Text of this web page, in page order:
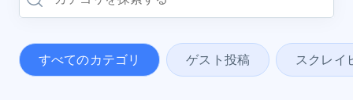
すべてのカテゴリ ゲスト投稿 スクレイ